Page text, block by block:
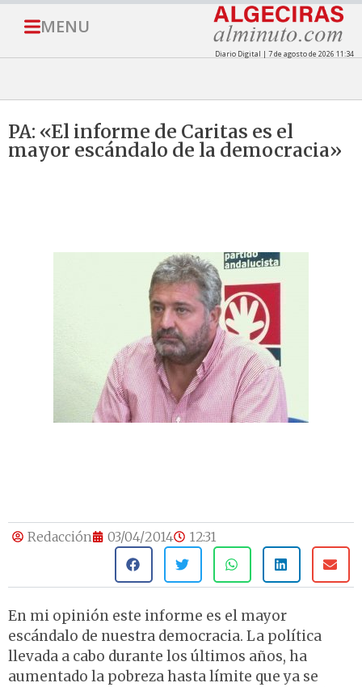
MENU
Diario Digital | 7 de agosto de 2026 11:34
PA: «El informe de Caritas es el
mayor escándalo de la democracia»
Redacción 03/04/2014 12:31
En mi opinión este informe es el mayor
escándalo de nuestra democracia. La política
llevada a cabo durante los últimos años, ha
aumentado la pobreza hasta límite que ya se